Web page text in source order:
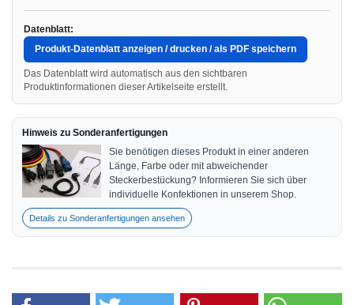
Datenblatt:
Produkt-Datenblatt anzeigen / drucken / als PDF speichern
Das Datenblatt wird automatisch aus den sichtbaren
Produktinformationen dieser Artikelseite erstellt.
Hinweis zu Sonderanfertigungen
Sie benötigen dieses Produkt in einer anderen
Länge, Farbe oder mit abweichender
Steckerbestückung? Informieren Sie sich über
individuelle Konfektionen in unserem Shop.
Details zu Sonderanfertigungen ansehen